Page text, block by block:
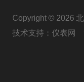
Copyright © 2026
技术支持： 仪表网